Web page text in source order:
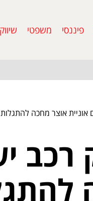
פיננסי משפטי
אוניית אוצר מחכה להתגלות
רכב